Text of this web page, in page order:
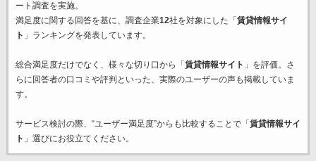
ート調査を実施。
満足度に関する回答を基に、調査企業12社を対象にした「 賃貸情報サイ
ト 」ランキングを発表しています。
総合満足度だけでなく、様々な切り口から「 賃貸情報サイト 」を評価。さ
らに回答者の口コミや評判といった、実際のユーザーの声も掲載していま
す。
サービス検討の際、“ユーザー満足度”からも比較することで「 賃貸情報サイ
ト 」選びにお役立てください。